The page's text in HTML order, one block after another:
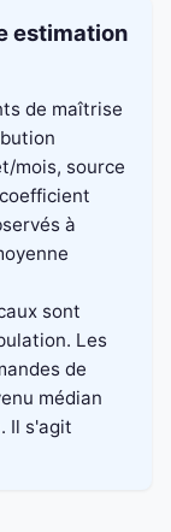
estimation
de maîtrise
mois, source
à
sont
Les
de
médian
Il s'agit